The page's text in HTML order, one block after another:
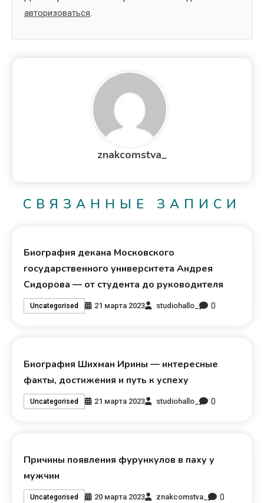
авторизоваться.
znakcomstva_
СВЯЗАННЫЕ ЗАПИСИ
Биография декана Московского
государственного университета Андрея
Сидорова — от студента до руководителя
Uncategorised 21 марта 2023 studiohallo_ 0
Биография Шихман Ирины — интересные
факты, достижения и путь к успеху
Uncategorised 21 марта 2023 studiohallo_ 0
Причины появления фурункулов в паху у
мужчин
Uncategorised 20 марта 2023 znakcomstva_ 0